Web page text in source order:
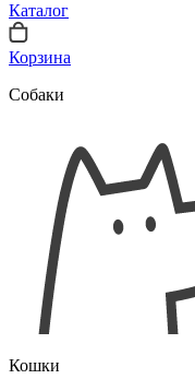
Каталог
Корзина
Собаки
Кошки